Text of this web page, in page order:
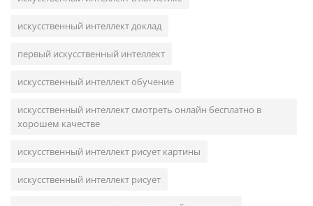
искусственный интеллект доклад
первый искусственный интеллект
искусственный интеллект обучение
искусственный интеллект смотреть онлайн бесплатно в
хорошем качестве
искусственный интеллект рисует картины
искусственный интеллект рисует